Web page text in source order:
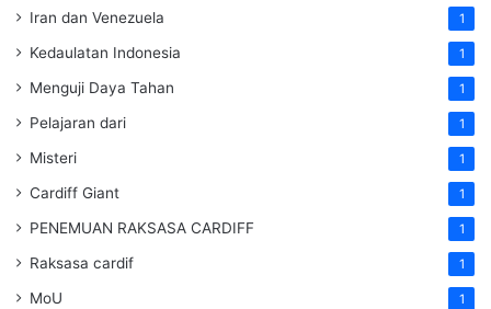
Iran dan Venezuela 1
Kedaulatan Indonesia 1
Menguji Daya Tahan 1
Pelajaran dari 1
Misteri 1
Cardiff Giant 1
PENEMUAN RAKSASA CARDIFF 1
Raksasa cardif 1
MoU 1